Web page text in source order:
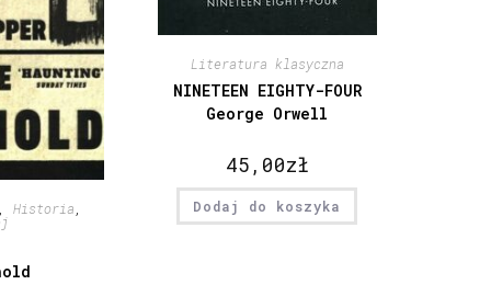
Historia,
Literatura klasyczna
NINETEEN EIGHTY-FOUR
George Orwell
45,00zł
Dodaj do koszyka